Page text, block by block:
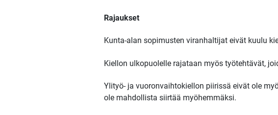
Rajaukset
Kunta-alan sopimusten viranhaltijat eivät kuulu
Kiellon ulkopuolelle rajataan myös työtehtävät,
Ylityö- ja vuoronvaihtokiellon piirissä eivät ole
ole mahdollista siirtää myöhemmäksi.